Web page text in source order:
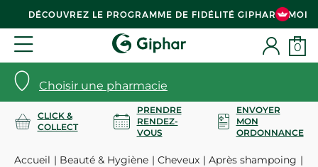
DÉCOUVREZ LE PROGRAMME DE FIDÉLITÉ GIPHAR & MOI
Choisir une pharmacie
0
CLICK &
COLLECT
PRENDRE
RENDEZ-
VOUS
ENVOYER
MON
ORDONNANCE
Accueil Beauté & Hygiène Cheveux Après shampoing